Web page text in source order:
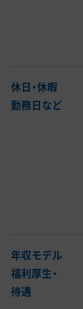
休日・休暇
勤務日など
年収モデル
福利厚生・
待遇